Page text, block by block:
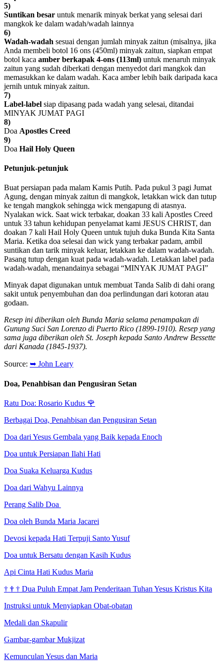
5)
Suntikan besar untuk menarik minyak berkat yang selesai dari
mangkok ke dalam wadah/wadah lainnya
6)
Wadah-wadah sesuai dengan jumlah minyak zaitun (misalnya, jika
Anda membeli botol 16 ons (450ml) minyak zaitun, siapkan empat
botol kaca amber berkapak 4-ons (113ml) untuk menaruh minyak
zaitun yang sudah diberkati dengan menyedot dari mangkok dan
memasukkan ke dalam wadah. Kaca amber lebih baik daripada kaca
jernih untuk minyak zaitun.
7)
Label-label siap dipasang pada wadah yang selesai, ditandai
MINYAK JUMAT PAGI
8)
Doa Apostles Creed
9)
Doa Hail Holy Queen
Petunjuk-petunjuk
Buat persiapan pada malam Kamis Putih. Pada pukul 3 pagi Jumat
Agung, dengan minyak zaitun di mangkok, letakkan wick dan tutup
ke tengah mangkok sehingga wick mengapung di atasnya.
Nyalakan wick. Saat wick terbakar, doakan 33 kali Apostles Creed
untuk 33 tahun kehidupan penyelamat kami JESUS CHRIST, dan
doakan 7 kali Hail Holy Queen untuk tujuh duka Bunda Kita Santa
Maria. Ketika doa selesai dan wick yang terbakar padam, ambil
suntikan dan tarik minyak keluar, letakkan ke dalam wadah-wadah.
Pasang tutup dengan kuat pada wadah-wadah. Letakkan label pada
wadah-wadah, menandainya sebagai “MINYAK JUMAT PAGI”
Minyak dapat digunakan untuk membuat Tanda Salib di dahi orang
sakit untuk penyembuhan dan doa perlindungan dari kotoran atau
godaan.
Resep ini diberikan oleh Bunda Maria selama penampakan di
Gunung Suci San Lorenzo di Puerto Rico (1899-1910). Resep yang
sama juga diberikan oleh St. Joseph kepada Santo Andrew Bessette
dari Kanada (1845-1937).
Source: ➥ John Leary
Doa, Penahbisan dan Pengusiran Setan
Ratu Doa: Rosario Kudus 🌹
Berbagai Doa, Penahbisan dan Pengusiran Setan
Doa dari Yesus Gembala yang Baik kepada Enoch
Doa untuk Persiapan Ilahi Hati
Doa Suaka Keluarga Kudus
Doa dari Wahyu Lainnya
Perang Salib Doa
Doa oleh Bunda Maria Jacarei
Devosi kepada Hati Terpuji Santo Yusuf
Doa untuk Bersatu dengan Kasih Kudus
Api Cinta Hati Kudus Maria
† † † Dua Puluh Empat Jam Penderitaan Tuhan Yesus Kristus Kita
Instruksi untuk Menyiapkan Obat-obatan
Medali dan Skapulir
Gambar-gambar Mukjizat
Kemunculan Yesus dan Maria